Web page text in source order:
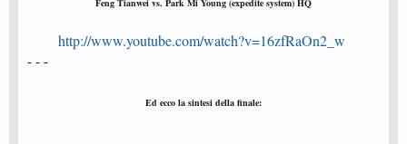
Feng Tianwei vs. Park Mi Young (expedite system) HQ
http://www.youtube.com/watch?v=16zfRaOn2_w
- - -
Ed ecco la sintesi della finale: